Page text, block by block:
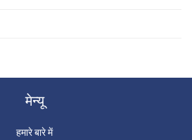
मेन्यू
हमारे बारे में